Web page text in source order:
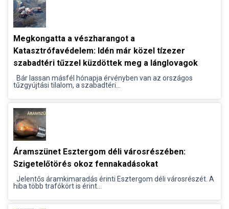
Megkongatta a vészharangot a
Katasztrófavédelem: Idén már közel tízezer
szabadtéri tűzzel küzdöttek meg a lánglovagok
Bár lassan másfél hónapja érvényben van az országos
tűzgyújtási tilalom, a szabadtéri...
Áramszünet Esztergom déli városrészében:
Szigetelőtörés okoz fennakadásokat
Jelentős áramkimaradás érinti Esztergom déli városrészét. A
hiba több trafókört is érint...